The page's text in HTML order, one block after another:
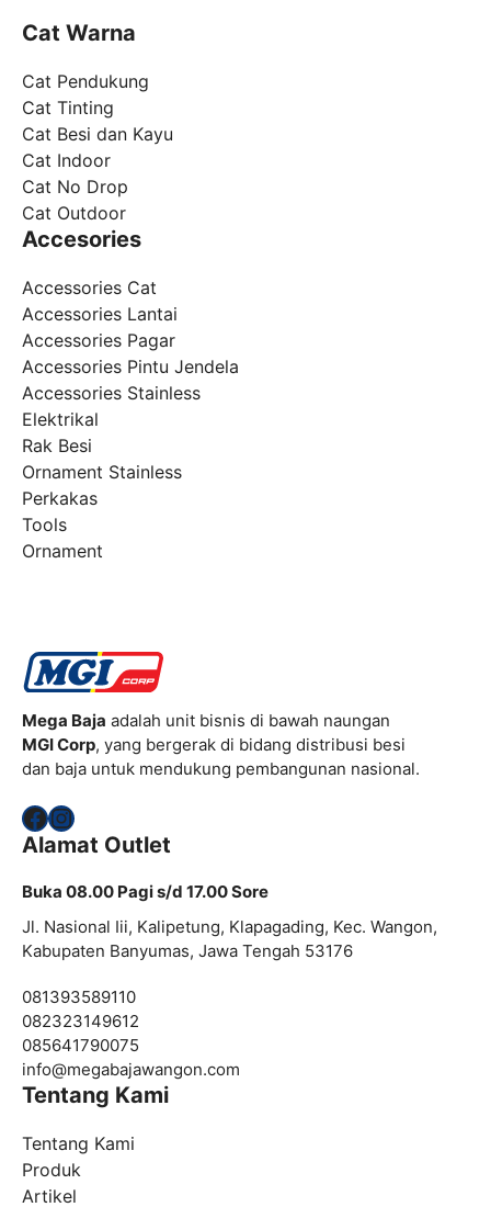
Cat Warna
Cat Pendukung
Cat Tinting
Cat Besi dan Kayu
Cat Indoor
Cat No Drop
Cat Outdoor
Accesories
Accessories Cat
Accessories Lantai
Accessories Pagar
Accessories Pintu Jendela
Accessories Stainless
Elektrikal
Rak Besi
Ornament Stainless
Perkakas
Tools
Ornament
Mega Baja adalah unit bisnis di bawah naungan
MGI Corp, yang bergerak di bidang distribusi besi
dan baja untuk mendukung pembangunan nasional.
Facebook
Instagram
Alamat Outlet
Buka 08.00 Pagi s/d 17.00 Sore
Jl. Nasional Iii, Kalipetung, Klapagading, Kec. Wangon,
Kabupaten Banyumas, Jawa Tengah 53176
081393589110
082323149612
085641790075
info@megabajawangon.com
Tentang Kami
Tentang Kami
Produk
Artikel